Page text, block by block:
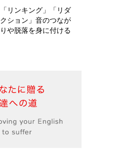
「リンキング」「リダ
クション」音のつなが
りや脱落を身に付ける